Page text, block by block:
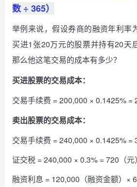
数 ÷ 365）
举例来说，假设券商的融资年利率
买进1张20万元的股票并持有20天
那么他这笔交易的成本有多少？
买进股票的交易成本：
交易手续费 = 200,000 × 0.1425% =
卖出股票的交易成本：
交易手续费 = 240,000 × 0.1425% =
证交税 = 240,000 × 0.3% = 720（元）
融资利息 = 120,000（融资金额）×